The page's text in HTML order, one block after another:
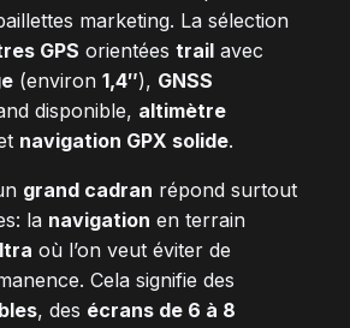
marketing. La sélection
GPS orientées trail avec
(environ 1,4″), GNSS
disponible, altimètre
navigation GPX solide.
grand cadran répond surtout
la navigation en terrain
où l’on veut éviter de
Cela signifie des
, des écrans de 6 à 8